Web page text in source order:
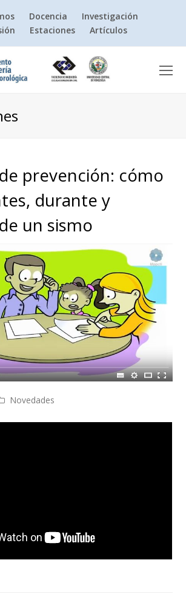
Docencia
Investigación
Estaciones Artículos
prevención: cómo
durante y
un sismo
Novedades